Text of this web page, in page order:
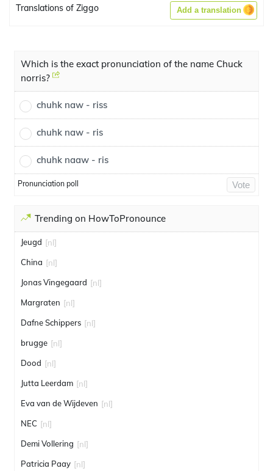
Translations of Ziggo Add a translation
Which is the exact pronunciation of the name Chuck
norris?
chuhk naw - riss
chuhk naw - ris
chuhk naaw - ris
Pronunciation poll Vote
Trending on HowToPronounce
Jeugd [nl]
China [nl]
Jonas Vingegaard [nl]
Margraten [nl]
Dafne Schippers [nl]
brugge [nl]
Dood [nl]
Jutta Leerdam [nl]
Eva van de Wijdeven [nl]
NEC [nl]
Demi Vollering [nl]
Patricia Paay [nl]